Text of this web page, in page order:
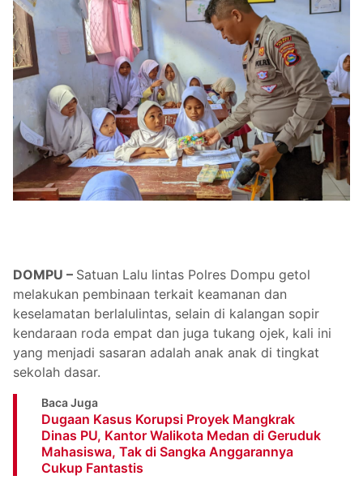
DOMPU – Satuan Lalu lintas Polres Dompu getol
melakukan pembinaan terkait keamanan dan
keselamatan berlalulintas, selain di kalangan sopir
kendaraan roda empat dan juga tukang ojek, kali ini
yang menjadi sasaran adalah anak anak di tingkat
sekolah dasar.
Baca Juga
Dugaan Kasus Korupsi Proyek Mangkrak
Dinas PU, Kantor Walikota Medan di Geruduk
Mahasiswa, Tak di Sangka Anggarannya
Cukup Fantastis